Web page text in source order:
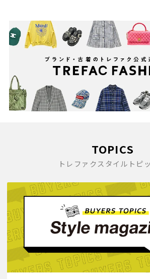
TOPICS
トレファクスタイルトピ